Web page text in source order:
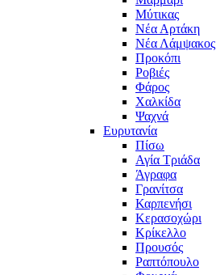
Μύτικας
Νέα Αρτάκη
Νέα Λάμψακος
Προκόπι
Ροβιές
Φάρος
Χαλκίδα
Ψαχνά
Ευρυτανία
Πίσω
Αγία Τριάδα
Άγραφα
Γρανίτσα
Καρπενήσι
Κερασοχώρι
Κρίκελλο
Προυσός
Ραπτόπουλο